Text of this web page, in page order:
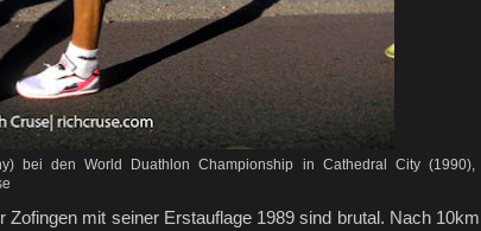
bei den World Duathlon Championship in Cathedral City (1990),
Zofingen mit seiner Erstauflage 1989 sind brutal. Nach 10km